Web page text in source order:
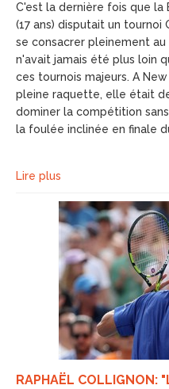
C'est la dernière fois que la
(17 ans) disputait un tournoi
se consacrer pleinement
n'avait jamais été plus loin
ces tournois majeurs. A
pleine raquette, elle était
dominer la compétition
la foulée inclinée en finale
Lire plus
RAPHAËL COLLIGNON: